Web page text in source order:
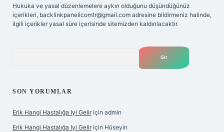
Hukuka ve yasal düzenlemelere aykırı olduğunu düşündüğünüz
içerikleri, backlinkpanelicomtr@gmail.com adresine bildirmeniz halinde,
ilgili içerikler yasal süre içerisinde sitemizden kaldırılacaktır.
SON YORUMLAR
Erik Hangi Hastalığa Iyi Gelir için admin
Erik Hangi Hastalığa Iyi Gelir için Hüseyin